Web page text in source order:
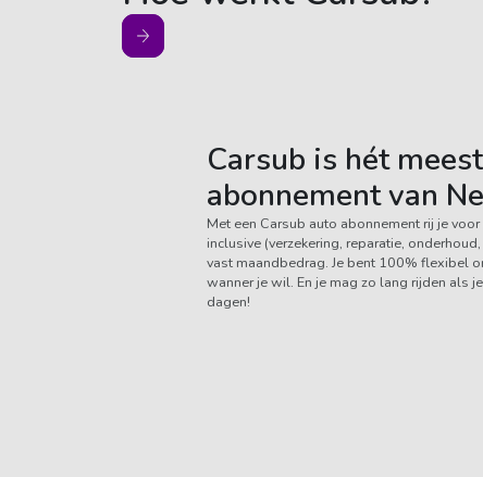
Carsub is hét
abonnement van
Met een Carsub auto abonnement rij je
inclusive (verzekering, reparatie,
vast maandbedrag. Je bent 100% flexibel
wanner je wil. En je mag zo lang rijden als
dagen!